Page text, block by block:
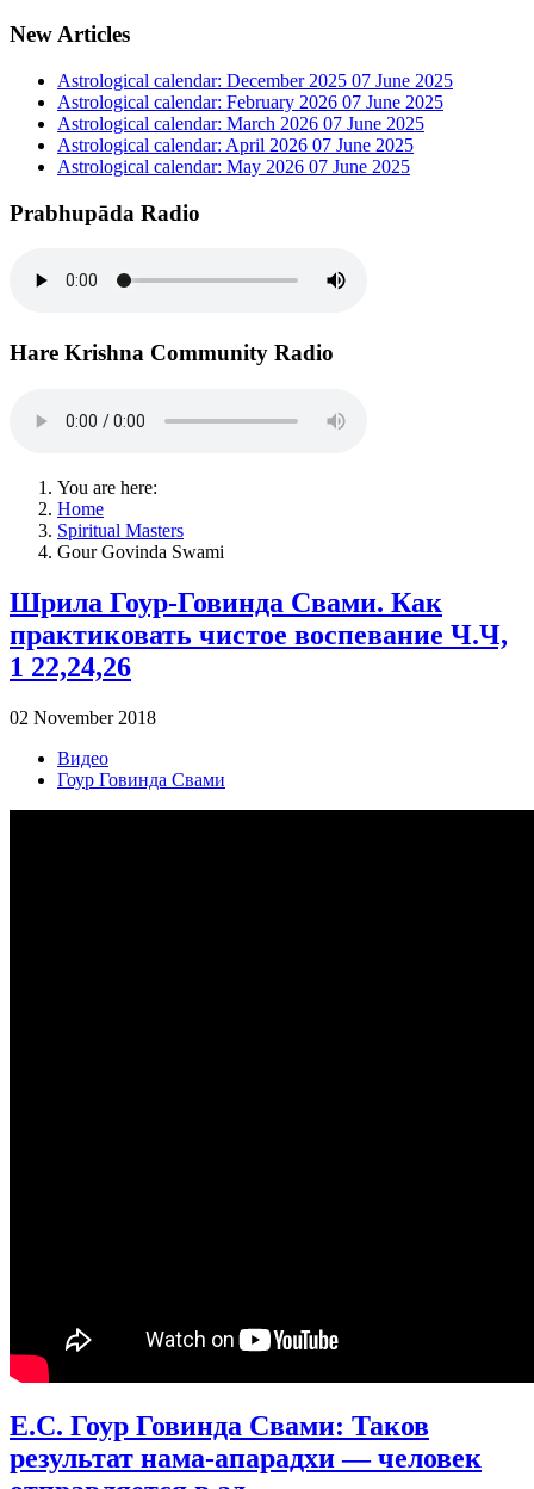
New Articles
Astrological calendar: December 2025 07 June 2025
Astrological calendar: February 2026 07 June 2025
Astrological calendar: March 2026 07 June 2025
Astrological calendar: April 2026 07 June 2025
Astrological calendar: May 2026 07 June 2025
Prabhupāda Radio
Hare Krishna Community Radio
You are here:
Home
Spiritual Masters
Gour Govinda Swami
Шрила Гоур-Говинда Свами. Как
практиковать чистое воспевание Ч.Ч,
1 22,24,26
02 November 2018
Видео
Гоур Говинда Свами
Е.С. Гоур Говинда Свами: Таков
результат нама-апарадхи — человек